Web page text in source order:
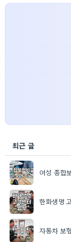
최근 글
여성 종합
한화생명
자동차 보